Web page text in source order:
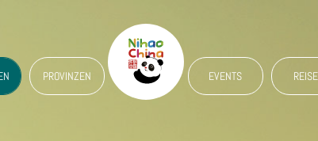
PROVINZEN EVENTS